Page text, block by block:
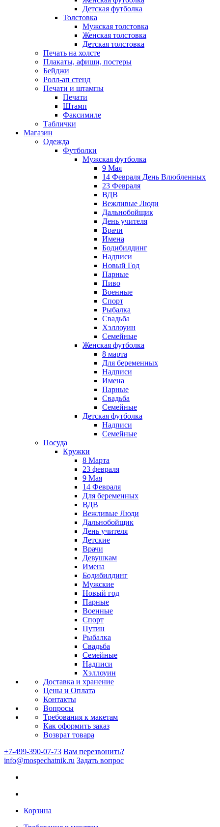
Детская футболка
Толстовка
Мужская толстовка
Женская толстовка
Детская толстовка
Печать на холсте
Плакаты, афиши, постеры
Бейджи
Ролл-ап стенд
Печати и штампы
Печати
Штамп
Факсимиле
Таблички
Магазин
Одежда
Футболки
Мужская футболка
9 Мая
14 Февраля День Влюбленных
23 Февраля
ВДВ
Вежливые Люди
Дальнобойщик
День учителя
Врачи
Имена
Бодибилдинг
Надписи
Новый Год
Парные
Пиво
Военные
Спорт
Рыбалка
Свадьба
Хэллоуин
Семейные
Женская футболка
8 марта
Для беременных
Надписи
Имена
Парные
Свадьба
Семейные
Детская футболка
Надписи
Семейные
Посуда
Кружки
8 Марта
23 февраля
9 Мая
14 Февраля
Для беременных
ВДВ
Вежливые Люди
Дальнобойщик
День учителя
Детские
Врачи
Девушкам
Имена
Бодибилдинг
Мужские
Новый год
Парные
Военные
Спорт
Путин
Рыбалка
Свадьба
Семейные
Надписи
Хэллоуин
Доставка и хранение
Цены и Оплата
Контакты
Вопросы
Требования к макетам
Как оформить заказ
Возврат товара
+7-499-390-07-73 Вам перезвонить?
info@mospechatnik.ru Задать вопрос
Корзина